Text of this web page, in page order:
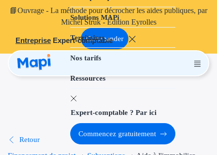
📘Ouvrage - La méthode pour décrocher les aides publiques, par
Michel Struk - Édition Eyrolles
Commander
Entreprise Expert-comptable
Solutions MAPi
Territoires
Nos tarifs
Ressources
Projets finançables
Aides à
Aides
Thématiques
Financement
Expert-comptable ? Par ici
Commencez gratuitement
Retour